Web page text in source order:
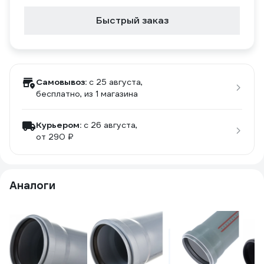
Быстрый заказ
Самовывоз: c 25 августа,
бесплатно, из 1 магазина
Курьером: c 26 августа,
от 290 ₽
Аналоги